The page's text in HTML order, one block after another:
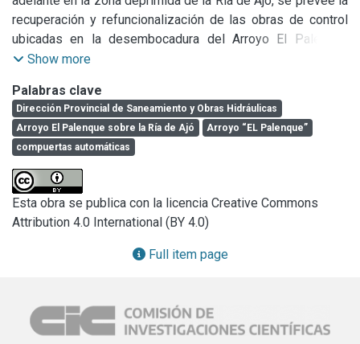
recuperación y refuncionalización de las obras de control
ubicadas en la desembocadura del Arroyo El Palenque
sobre la Ría de Ajó.
La Obra Control de compuertas automáticas, a que aquí se
hace referencia, tiene aproximadamente 100 años y se ha
mantenido en servicio por más de 70 años, demostrando la
calidad de su construcción y la acertada elección de sus
materiales componentes, esta situación y analizado su
estado actual permitió elaborar un proyecto que,
basándose en sus planos originales, permita, a partir de la
infraestructura existente, la reconstrucción de este sistema
de cierre, devolviéndole la funcionalidad original, es decir
disponibilidad de agua potable para la cría de animales,
regulando las condiciones de escurrimiento de los arroyos
Show more
Palabras clave
Dirección Provincial de Saneamiento y Obras Hidráulicas
Arroyo El Palenque sobre la Ría de Ajó
Arroyo “EL Palenque”
compuertas automáticas
Esta obra se publica con la licencia Creative Commons
Attribution 4.0 International (BY 4.0)
Full item page